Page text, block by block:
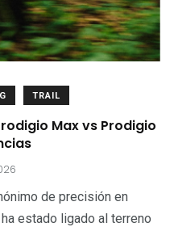
TRAIL
Max vs Prodigio
de precisión en
estado ligado al terreno